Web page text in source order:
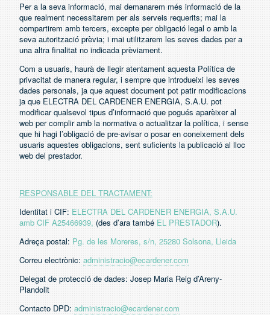
Per a la seva informació, mai demanarem més informació de la
que realment necessitarem per als serveis requerits; mai la
compartirem amb tercers, excepte per obligació legal o amb la
seva autorització prèvia; i mai utilitzarem les seves dades per a
una altra finalitat no indicada prèviament.
Com a usuaris, haurà de llegir atentament aquesta Política de
privacitat de manera regular, i sempre que introdueixi les seves
dades personals, ja que aquest document pot patir modificacions
ja que ELECTRA DEL CARDENER ENERGIA, S.A.U. pot
modificar qualsevol tipus d’informació que pogués aparèixer al
web per complir amb la normativa o actualitzar la política, i sense
que hi hagi l’obligació de pre-avisar o posar en coneixement dels
usuaris aquestes obligacions, sent suficients la publicació al lloc
web del prestador.
RESPONSABLE DEL TRACTAMENT:
Identitat i CIF: ELECTRA DEL CARDENER ENERGIA, S.A.U.
amb CIF A25466939, (des d’ara també EL PRESTADOR).
Adreça postal: Pg. de les Moreres, s/n, 25280 Solsona, Lleida
Correu electrònic: administracio@ecardener.com
Delegat de protecció de dades: Josep Maria Reig d’Areny-
Plandolit
Contacto DPD: administracio@ecardener.com